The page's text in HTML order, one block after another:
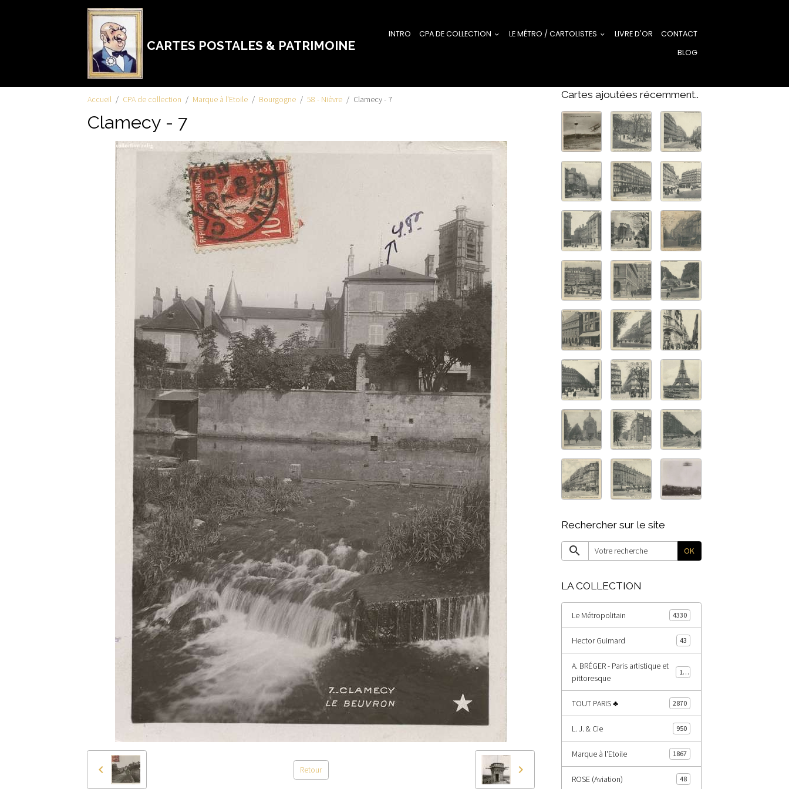
CARTES POSTALES & PATRIMOINE
INTRO CPA DE COLLECTION LE MÉTRO / CARTOLISTES LIVRE D'OR
CONTACT
BLOG
Accueil CPA de collection Marque à l'Etoile Bourgogne 58 - Nièvre Clamecy - 7
Clamecy - 7
Retour
Cartes ajoutées récemment..
Rechercher sur le site
OK
LA COLLECTION
Le Métropolitain 4330
Hector Guimard 43
A. BRÉGER - Paris artistique et
pittoresque
178
TOUT PARIS ♣ 2870
L. J. & Cie 950
Marque à l'Etoile 1867
ROSE (Aviation) 48